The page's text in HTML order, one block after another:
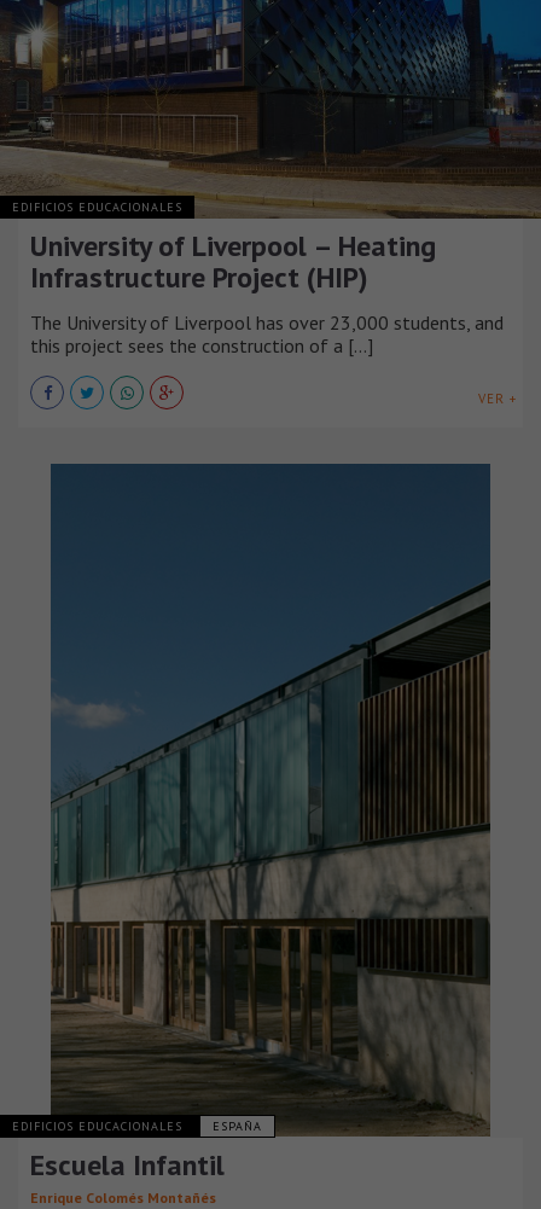
EDIFICIOS EDUCACIONALES
University of Liverpool – Heating
Infrastructure Project (HIP)
The University of Liverpool has over 23,000 students, and
this project sees the construction of a [...]
VER +
EDIFICIOS EDUCACIONALES ESPAÑA
Escuela Infantil
Enrique Colomés Montañés